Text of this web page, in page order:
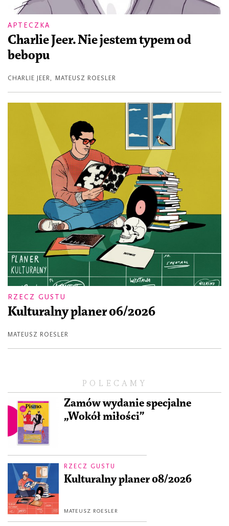
POLECAMY
Zamów wydanie specjalne
„Wokół miłości”
RZECZ GUSTU
Kulturalny planer 08/2026
MATEUSZ ROESLER
APTECZKA
Charlie Jeer. Nie jestem typem od
bebopu
CHARLIE JEER, MATEUSZ ROESLER
RZECZ GUSTU
Kulturalny planer 06/2026
MATEUSZ ROESLER